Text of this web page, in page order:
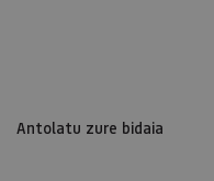
Antolatu zure bidaia